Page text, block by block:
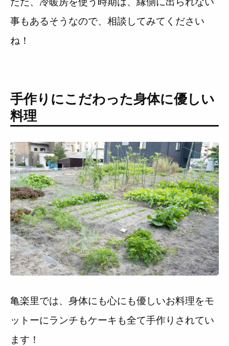
事もあるそうなので、相談してみてください
ね！
手作りにこだわった身体に優しい
料理
亀楽里では、身体にも心にも優しいお料理をモ
ットーにランチもケーキも全て手作りされてい
ます！